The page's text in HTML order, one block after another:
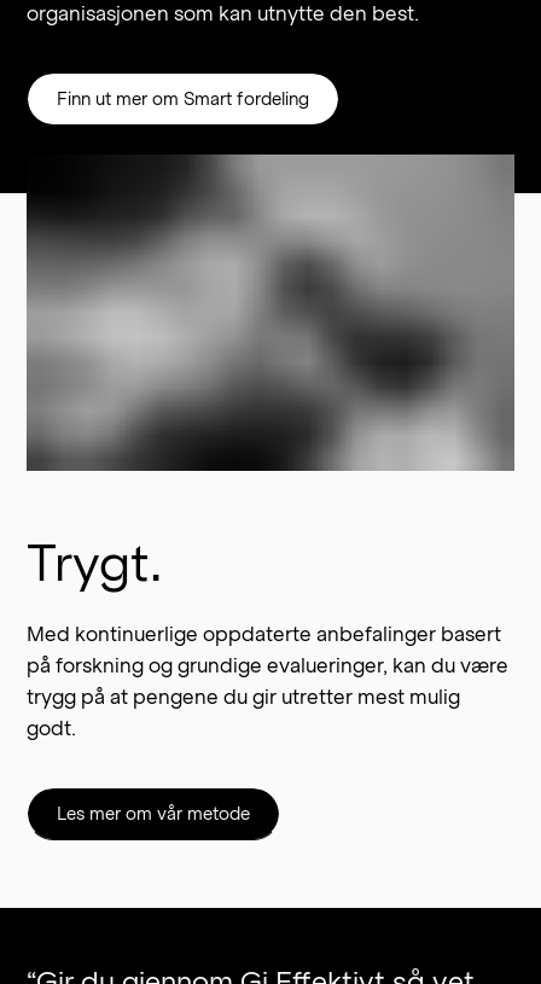
organisasjonen som kan utnytte den best.
Finn ut mer om Smart fordeling
Trygt.
Med kontinuerlige oppdaterte anbefalinger basert
på forskning og grundige evalueringer, kan du være
trygg på at pengene du gir utretter mest mulig
godt.
Les mer om vår metode